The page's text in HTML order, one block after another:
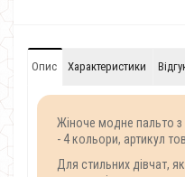
Опис Характеристики
Жіноче модне пальто
- 4 кольори, артикул
Для стильних дівчат,